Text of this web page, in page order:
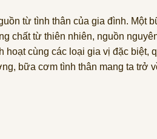
từ tình thân của gia đình. Một
chất từ thiên nhiên, nguồn
cùng các loại gia vị đặc biệt,
bữa cơm tình thân mang ta trở